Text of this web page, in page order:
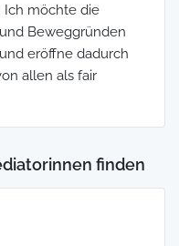
Ich möchte die
Beweggründen
eröffne dadurch
allen als fair
finden